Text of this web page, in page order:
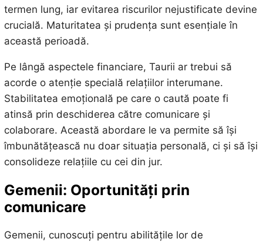
termen lung, iar evitarea riscurilor nejustificate devine
crucială. Maturitatea și prudența sunt esențiale în
această perioadă.
Pe lângă aspectele financiare, Taurii ar trebui să
acorde o atenție specială relațiilor interumane.
Stabilitatea emoțională pe care o caută poate fi
atinsă prin deschiderea către comunicare și
colaborare. Această abordare le va permite să își
îmbunătățească nu doar situația personală, ci și să își
consolideze relațiile cu cei din jur.
Gemenii: Oportunități prin
comunicare
Gemenii, cunoscuți pentru abilitățile lor de